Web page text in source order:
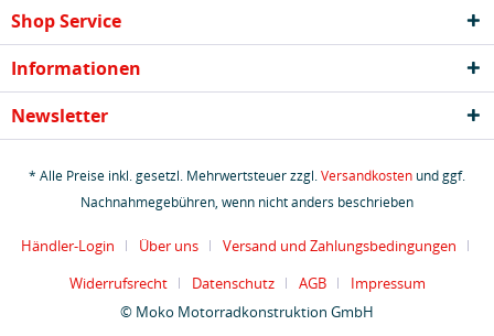
Shop Service
Informationen
Newsletter
* Alle Preise inkl. gesetzl. Mehrwertsteuer zzgl.Versandkosten und ggf.
Nachnahmegebühren, wenn nicht anders beschrieben
Händler-Login Über uns
Versand und Zahlungsbedingungen
Widerrufsrecht
Datenschutz AGB
Impressum
© Moko Motorradkonstruktion GmbH